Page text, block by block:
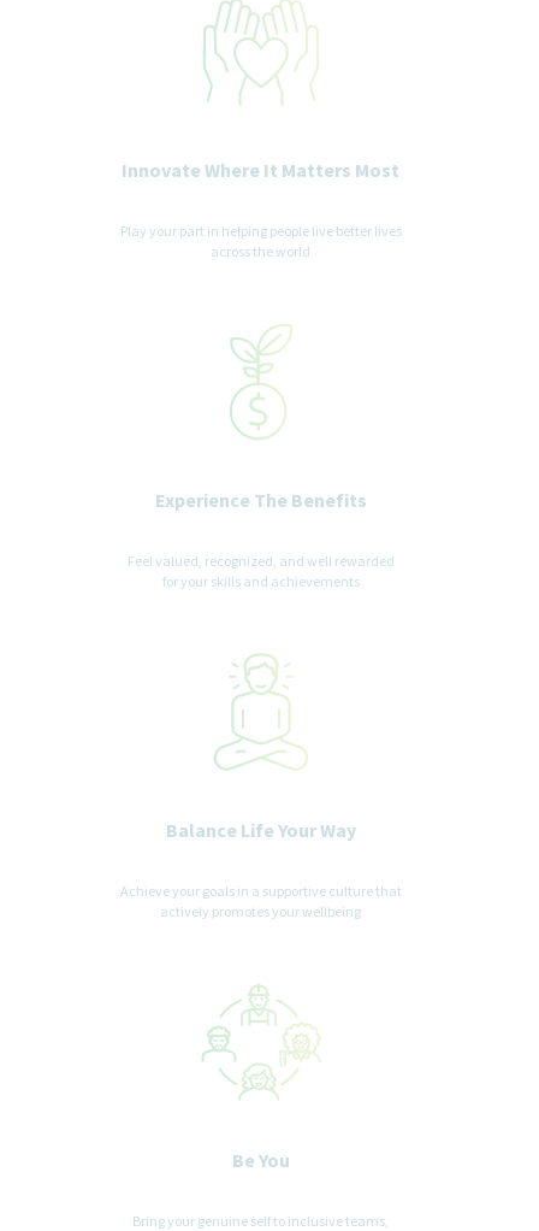
Innovate Where It Matters Most
Play your part in helping people live better lives
across the world
Experience The Benefits
Feel valued, recognized, and well rewarded
for your skills and achievements
Balance Life Your Way
Achieve your goals in a supportive culture that
actively promotes your wellbeing
Be You
Bring your genuine self to inclusive teams,